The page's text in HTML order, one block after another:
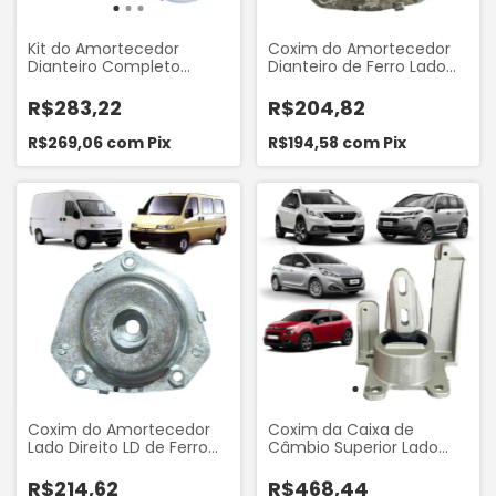
Kit do Amortecedor
Dianteiro Completo
de Ferro com Batedor e
Coifa Lado Direito
(Passageiro) do Fiat
Ducato 1997 a 2005
Peugeot Boxer 1999 a
2005 Citroen Jumper
1999 a 2005 Mobensani
4060888
R$283,22
R$269,06 com Pix
Coxim do Amortecedor
Dianteiro de Ferro Lado
Fiat Ducato 1997 a 2005
Peugeot Boxer 1999 a
2005 Citroen Jumper
1999 a 2005 Devigili
PS03180
R$204,82
R$194,58 com Pix
Coxim do Amortecedor
Lado Direito LD de Ferro
Ducato 1998 a 2005
R$214,62
Coxim da Caixa de
Câmbio Superior Lado
Aircross 1.6 16V 2010.. C3
R$468,44